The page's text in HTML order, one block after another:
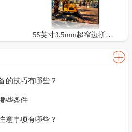
55英寸3.5mm超窄边拼接屏
的技巧有哪些？
些条件
意事项有哪些？